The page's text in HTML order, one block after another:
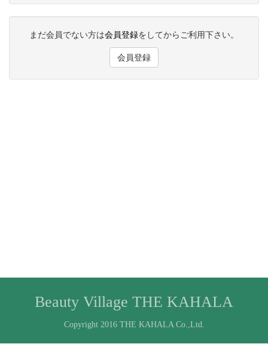
まだ会員でない方は会員登録をしてからご利用下さい。
会員登録
Beauty Village THE KAHALA
Copyright 2016 THE KAHALA Co.,Ltd.